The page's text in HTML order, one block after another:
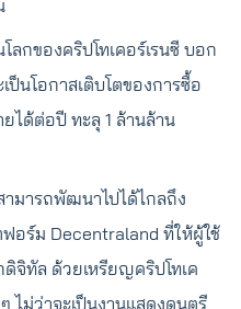
กของคริปโทเคอร์เรนซี บอก
ป็นโอกาสเติบโตของการซื้อ
ได้ต่อปี ทะลุ 1 ล้านล้าน
ามารถพัฒนาไปได้ไกลถึง
ฟอร์ม Decentraland ที่ให้ผู้ใช้
จิทัล ด้วยเหรียญคริปโทเค
ไม่ว่าจะเป็นงานแสดงดนตรี